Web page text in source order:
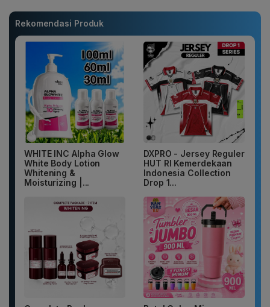
Rekomendasi Produk
WHITE INC Alpha Glow
White Body Lotion
Whitening &
Moisturizing |...
DXPRO - Jersey Reguler
HUT RI Kemerdekaan
Indonesia Collection
Drop 1...